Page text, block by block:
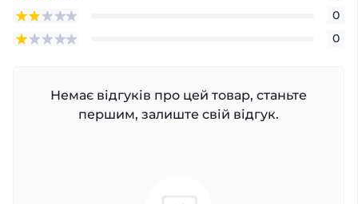
0
0
Немає відгуків про цей товар, станьте
першим, залиште свій відгук.